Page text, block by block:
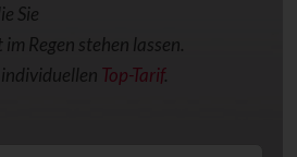
Sie
Regen stehen lassen.
Top-Tarif.